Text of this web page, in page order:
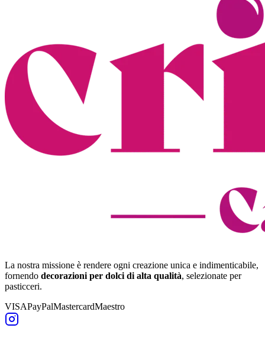
La nostra missione è rendere ogni creazione unica e indimenticabile,
fornendo decorazioni per dolci di alta qualità, selezionate per
pasticceri.
VISAPayPalMastercardMaestro